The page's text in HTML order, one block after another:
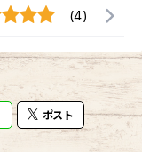
(4)
ポスト